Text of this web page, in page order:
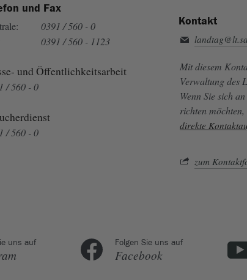
und Fax
0391 / 560 - 0
0391 / 560 - 1123
und Öffentlichkeitsarbeit
/ 560 - 0
/ 560 - 0
Kontakt
Mit diesem
Verwaltung des
Wenn Sie sich
richten
direkte
zum
uns auf Folgen Sie uns auf
Facebook